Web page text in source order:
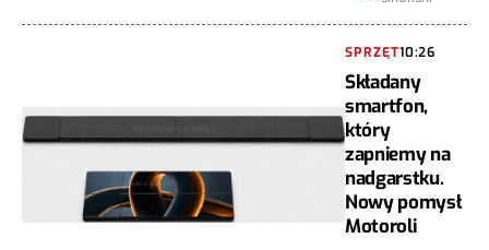
SPRZĘT10:26
Składany
smartfon,
który
zapniemy na
nadgarstku.
Nowy pomysł
Motoroli